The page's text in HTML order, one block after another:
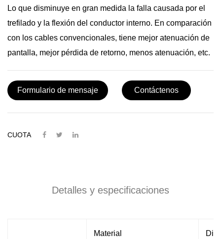
Lo que disminuye en gran medida la falla causada por el
trefilado y la flexión del conductor interno. En comparación
con los cables convencionales, tiene mejor atenuación de
pantalla, mejor pérdida de retorno, menos atenuación, etc.
Formulario de mensaje Contáctenos
CUOTA
Detalles y especificaciones
Material